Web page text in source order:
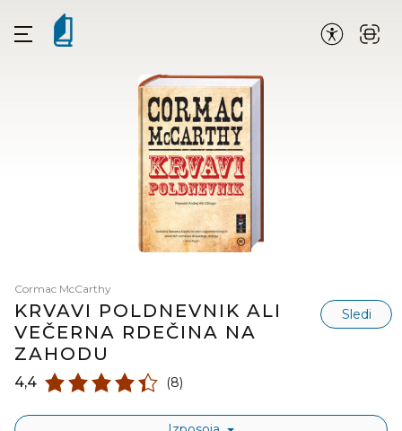
Cormac McCarthy
KRVAVI POLDNEVNIK ALI
VEČERNA RDEČINA NA
ZAHODU
Sledi
4,4 (8)